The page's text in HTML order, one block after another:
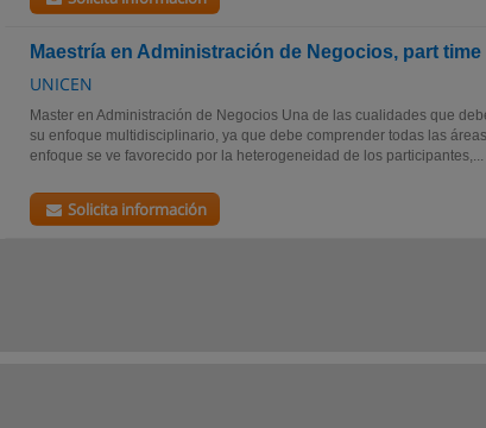
Maestría en Administración de Negocios, part time
UNICEN
Master en Administración de Negocios Una de las cualidades que
su enfoque multidisciplinario, ya que debe comprender todas las
enfoque se ve favorecido por la heterogeneidad de los participantes,...
Solicita información